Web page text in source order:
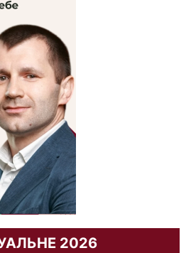
2026